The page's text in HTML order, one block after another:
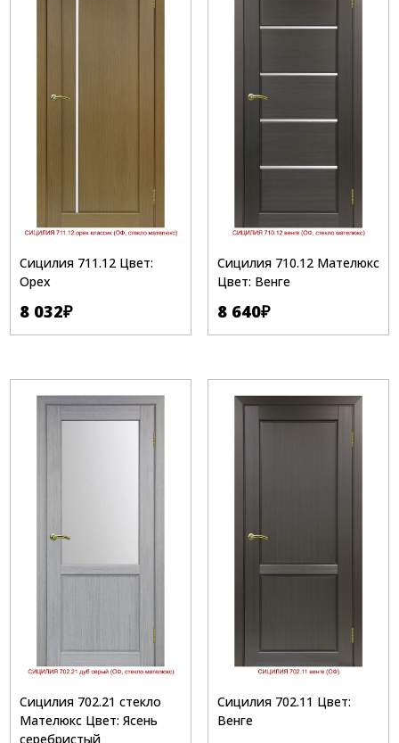
Сицилия 711.12 Цвет:
Орех
8 032₽
Сицилия 710.12 Мателюкс
Цвет: Венге
8 640₽
Сицилия 702.21 стекло
Мателюкс Цвет: Ясень
серебристый
Сицилия 702.11 Цвет:
Венге